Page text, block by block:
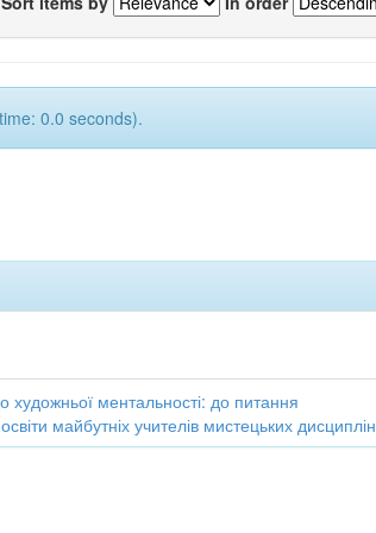
0.0 seconds).
художньої ментальності: до питання
майбутніх учителів мистецьких дисциплін